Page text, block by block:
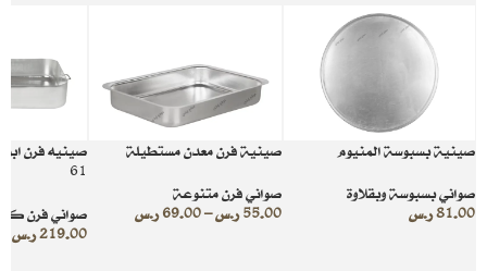
صينية بسبوسة المنيوم
صواني بسبوسة وبقلاوة
81.00ر.س
صينية فرن معدن مستطيلة
صواني فرن متنوعة
55.00 ر.س–
69.00 ر.س
صينيه فرن
61
صواني فرن
219.00ر.س